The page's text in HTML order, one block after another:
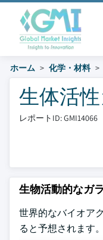
ホーム 化学・材料
生体活
レポートID: GMI14066
生物活動的なガ
世界的なバイオア
ると予想されます。